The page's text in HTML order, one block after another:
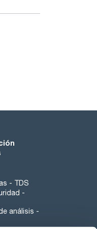
- TDS
-
análisis -